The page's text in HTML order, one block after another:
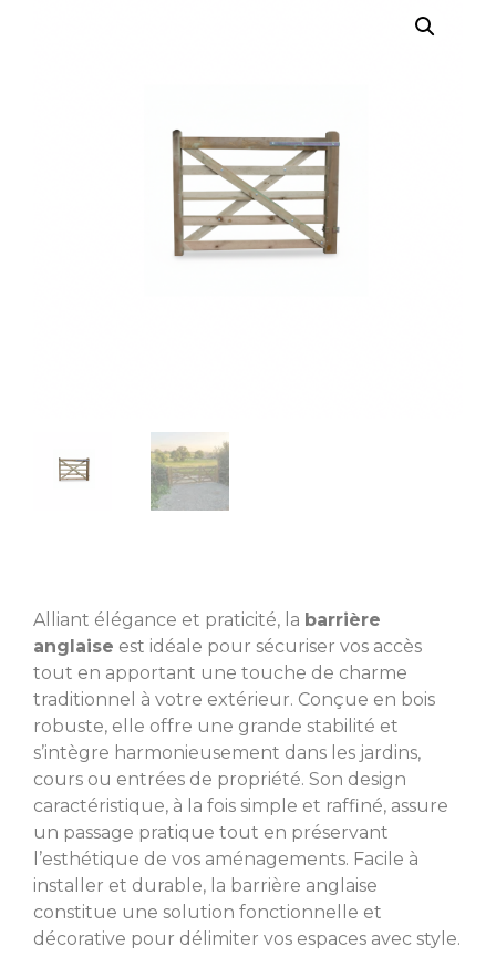
Alliant élégance et praticité, la barrière
anglaise est idéale pour sécuriser vos accès
tout en apportant une touche de charme
traditionnel à votre extérieur. Conçue en bois
robuste, elle offre une grande stabilité et
s’intègre harmonieusement dans les jardins,
cours ou entrées de propriété. Son design
caractéristique, à la fois simple et raffiné, assure
un passage pratique tout en préservant
l’esthétique de vos aménagements. Facile à
installer et durable, la barrière anglaise
constitue une solution fonctionnelle et
décorative pour délimiter vos espaces avec style.